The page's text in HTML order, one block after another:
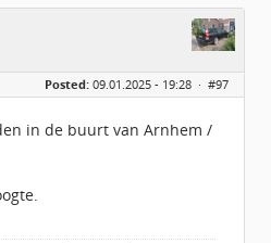
Posted: 09.01.2025 - 19:28 · #97
in de buurt van Arnhem /